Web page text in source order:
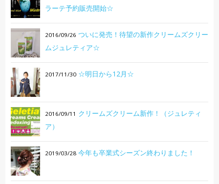
ラーテ予約販売開始☆
2016/09/26 ついに発売！待望の新作クリームズクリー
ムジュレティア☆
2017/11/30 ☆明日から12月☆
2016/09/11 クリームズクリーム新作！（ジュレティ
ア）
2019/03/28 今年も卒業式シーズン終わりました！